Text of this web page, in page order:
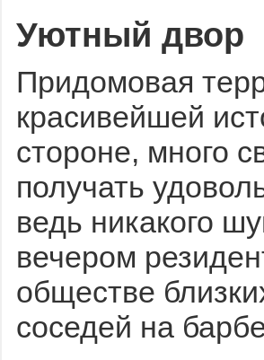
Уютный двор
Придомовая
красивейшей
стороне, много
получать
ведь никакого
вечером
обществе
соседей на